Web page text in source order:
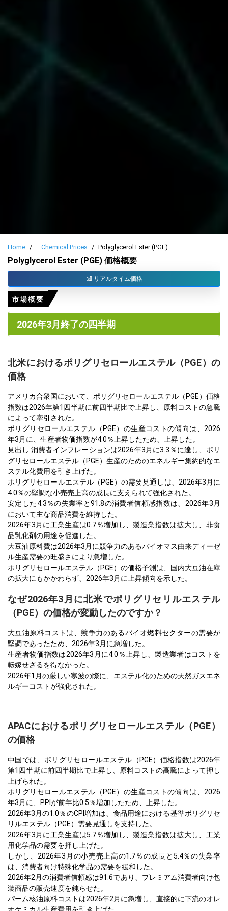
Home Chemical Prices Polyglycerol Ester (PGE)
Polyglycerol Ester (PGE) 価格概要
リアルタイム価格
市場概要
2026年3月終了の四半期
北米におけるポリグリセロールエステル（PGE）の
価格
アメリカ合衆国において、ポリグリセロールエステル（PGE）価格
指数は2026年第1四半期に前四半期比で上昇し、原料コストの急騰
によって牽引された。
ポリグリセロールエステル（PGE）の生産コストの傾向は、2026
年3月に、生産者物価指数が4.0％上昇したため、上昇した。
見出し 消費者インフレーションは2026年3月に3.3％に達し、ポリ
グリセロールエステル（PGE）生産のためのエネルギー集約的なエ
ステル化費用を引き上げた。
ポリグリセロールエステル（PGE）の需要見通しは、2026年3月に
4.0％の堅調な小売売上高の成長に支えられて強化された。
安定した4.3％の失業率と91.8の消費者信頼感指数は、2026年3月
において主な商品消費を維持した。
2026年3月に工業生産は0.7％増加し、製造業指数は拡大し、非食
品乳化剤の用途を促進した。
大豆油原料費は2026年3月に競争力のあるバイオマス由来ディーゼ
ル生産需要の旺盛さにより急増した。
ポリグリセロールエステル（PGE）の価格予測は、国内大豆油在庫
の拡大にもかかわらず、2026年3月に上昇傾向を示した。
なぜ2026年3月に北米でポリグリセリルエステル
（PGE）の価格が変動したのですか？
大豆油原料コストは、競争力のあるバイオ燃料セクターの需要が
堅調であったため、2026年3月に急増した。
生産者物価指数は2026年3月に4.0％上昇し、製造業者はコストを
転嫁せざるを得なかった。
2026年1月の厳しい寒波の際に、エステル化のための天然ガスエネ
ルギーコストが強化された。
APACにおけるポリグリセロールエステル（PGE）
の価格
中国では、ポリグリセロールエステル（PGE）価格指数は2026年
第1四半期に前四半期比で上昇し、原料コストの高騰によって押し
上げられた。
ポリグリセロールエステル（PGE）の生産コストの傾向は、2026
年3月に、PPIが前年比0.5％増加したため、上昇した。
2026年3月の1.0％のCPI増加は、食品用途における基準ポリグリセ
リルエステル（PGE）需要見通しを支持した。
2026年3月に工業生産は5.7％増加し、製造業指数は拡大し、工業
用化学品の需要を押し上げた。
しかし、2026年3月の小売売上高の1.7％の成長と5.4％の失業率
は、消費者向け特殊化学品の需要を緩和した。
2026年2月の消費者信頼感は91.6であり、プレミアム消費者向け包
装商品の販売速度を鈍らせた。
パーム核油原料コストは2026年2月に急増し、直接的に下流のオレ
オケミカル生産費用を引き上げた。